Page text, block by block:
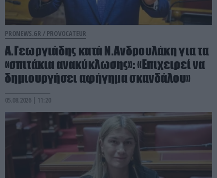
PRONEWS.GR / PROVOCATEUR
Α.Γεωργιάδης κατά Ν.Ανδρουλάκη για τα
«σπιτάκια ανακύκλωσης»: «Επιχειρεί να
δημιουργήσει αφήγημα σκανδάλου»
05.08.2026 | 11:20